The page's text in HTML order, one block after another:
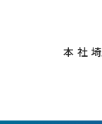
本 社